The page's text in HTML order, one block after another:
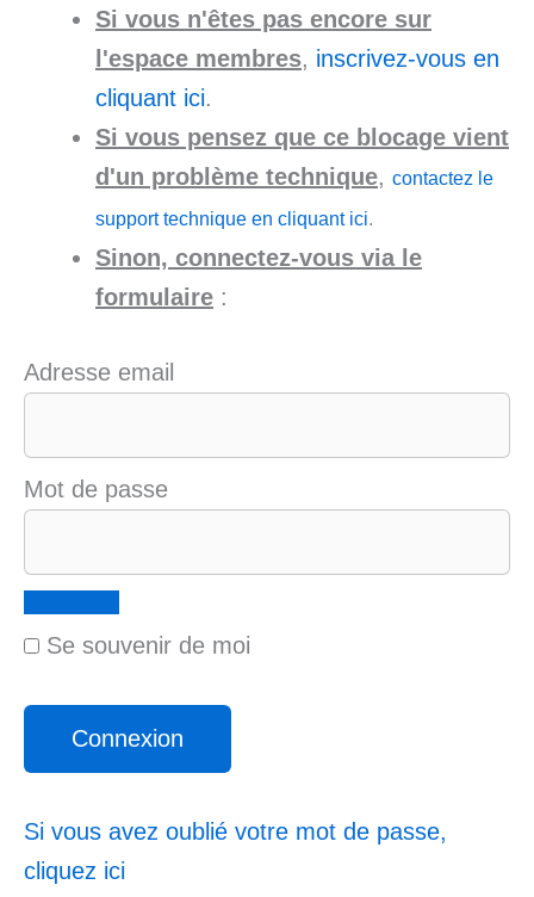
Si vous n'êtes pas encore sur
l'espace membres, inscrivez-vous en
cliquant ici.
Si vous pensez que ce blocage vient
d'un problème technique, contactez le
support technique en cliquant ici.
Sinon, connectez-vous via le
formulaire :
Adresse email
Mot de passe
Se souvenir de moi
Si vous avez oublié votre mot de passe,
cliquez ici